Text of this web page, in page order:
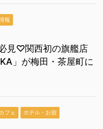
報
見♡関西初の旗艦店
」が梅田・茶屋町に
フェ ホテル・お宿